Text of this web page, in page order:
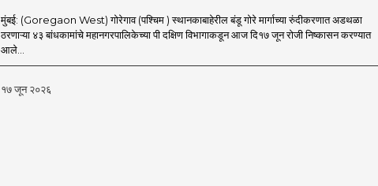
मुंबई: (Goregaon West) गोरेगाव (पश्चिम ) स्थानकाबाहेरील बंडू गोरे मार्गाच्या रुंदीकरणात अडथळा
ठरणाऱ्या ४३ बांधकामांचे महानगरपालिकेच्या पी दक्षिण विभागाकडून आज दि१७ जून रोजी निष्कासन करण्यात
आले...
१७ जून २०२६